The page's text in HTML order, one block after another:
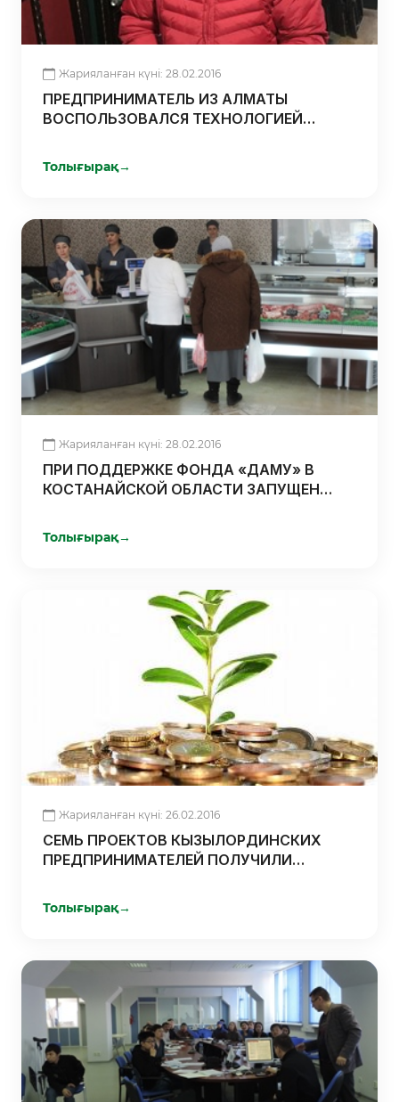
Жарияланған күні: 28.02.2016
ПРЕДПРИНИМАТЕЛЬ ИЗ АЛМАТЫ
ВОСПОЛЬЗОВАЛСЯ ТЕХНОЛОГИЕЙ
ПО КРЕДИТУ ВСЕГО ЗА СЕМЬ ДНЕЙ
Толығырақ→
Жарияланған күні: 28.02.2016
ПРИ ПОДДЕРЖКЕ ФОНДА «ДАМУ» В
КОСТАНАЙСКОЙ ОБЛАСТИ ЗАПУЩЕН
КОНСЕРВИРОВАНИЮ МЯСА
Толығырақ→
Жарияланған күні: 26.02.2016
СЕМЬ ПРОЕКТОВ КЫЗЫЛОРДИНСКИХ
ПРЕДПРИНИМАТЕЛЕЙ ПОЛУЧИЛИ
Толығырақ→